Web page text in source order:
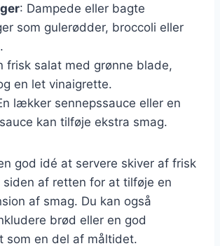
: Dampede eller bagte
som gulerødder, broccoli eller
frisk salat med grønne blade,
en let vinaigrette.
lækker sennepssauce eller en
kan tilføje ekstra smag.
god idé at servere skiver af frisk
siden af retten for at tilføje en
af smag. Du kan også
brød eller en god
som en del af måltidet.